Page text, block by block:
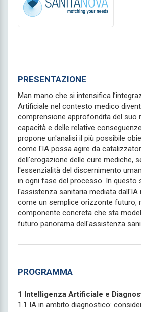
PRESENTAZIONE
Man mano che si intensifica
Artificiale nel contesto medico
comprensione approfondita del suo
capacità e delle relative
propone un'analisi il più possibile
come l'IA possa agire da
dell'erogazione delle cure mediche,
l'essenzialità del discernimento
in ogni fase del processo. In questo
l'assistenza sanitaria mediata dall'IA
come un semplice orizzonte futuro,
componente concreta che sta
futuro panorama dell'assistenza
PROGRAMMA
1 Intelligenza Artificiale e
1.1 IA in ambito diagnostico: